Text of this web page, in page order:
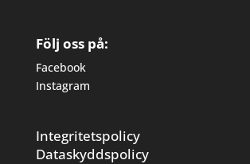
Följ oss på:
Facebook
Instagram
Integritetspolicy
Dataskyddspolicy